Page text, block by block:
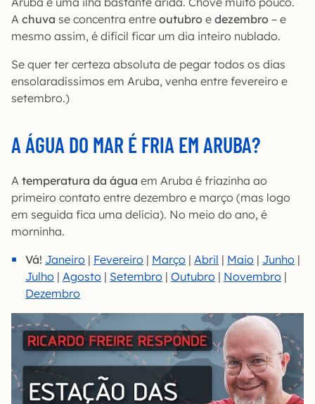
A chuva se concentra entre outubro e dezembro – e
mesmo assim, é difícil ficar um dia inteiro nublado.
Se quer ter certeza absoluta de pegar todos os dias
ensolaradíssimos em Aruba, venha entre fevereiro e
setembro.)
A ÁGUA DO MAR É FRIA EM ARUBA?
A temperatura da água em Aruba é friazinha ao
primeiro contato entre dezembro e março (mas logo
em seguida fica uma delícia). No meio do ano, é
morninha.
Vá! Janeiro | Fevereiro | Março | Abril | Maio | Junho |
Julho | Agosto | Setembro | Outubro | Novembro |
Dezembro